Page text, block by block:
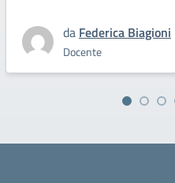
da Federica Biagioni
Docente